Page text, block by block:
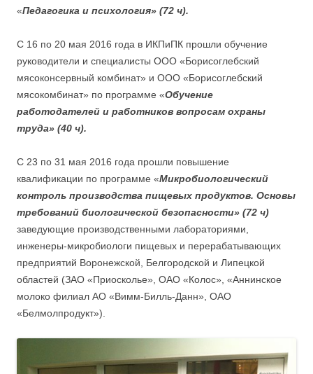
«Педагогика и психология» (72 ч).
C 16 по 20 мая 2016 года в ИКПиПК прошли обучение
руководители и специалисты ООО «Борисоглебский
мясоконсервный комбинат» и ООО «Борисоглебский
мясокомбинат» по программе «Обучение
работодателей и работников вопросам охраны
труда» (40 ч).
С 23 по 31 мая 2016 года прошли повышение
квалификации по программе «Микробиологический
контроль производства пищевых продуктов. Основы
требований биологической безопасности» (72 ч)
заведующие производственными лабораториями,
инженеры-микробиологи пищевых и перерабатывающих
предприятий Воронежской, Белгородской и Липецкой
областей (ЗАО «Приосколье», ОАО «Колос», «Аннинское
молоко филиал АО «Вимм-Билль-Данн», ОАО
«Белмолпродукт»).